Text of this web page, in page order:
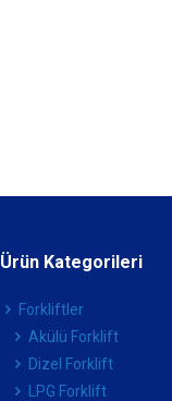
Ürün Kategorileri
Forkliftler
Akülü Forklift
Dizel Forklift
LPG Forklift